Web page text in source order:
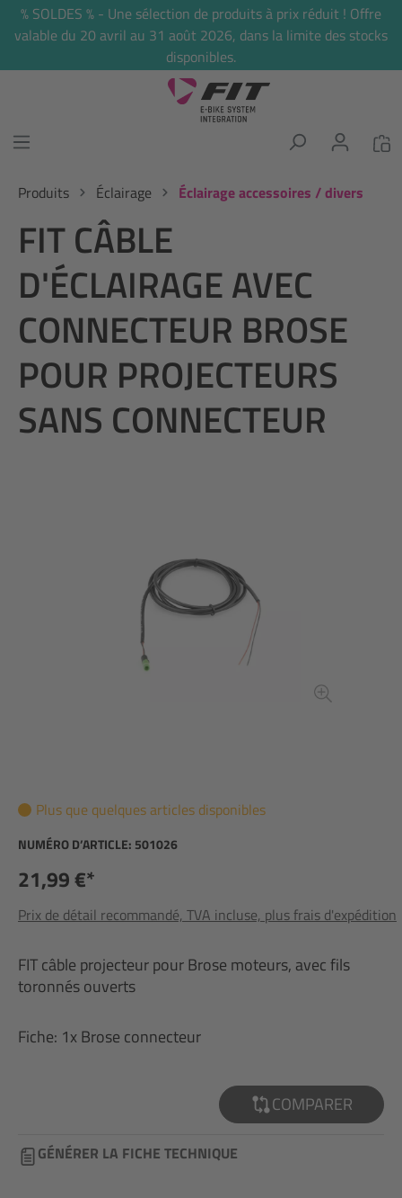
principal
% SOLDES % - Une sélection de produits à prix réduit ! Offre
valable du 20 avril au 31 août 2026, dans la limite des stocks
disponibles.
Produits Éclairage Éclairage accessoires / divers
FIT CÂBLE
D'ÉCLAIRAGE AVEC
CONNECTEUR BROSE
POUR PROJECTEURS
SANS CONNECTEUR
Plus que quelques articles disponibles
NUMÉRO D’ARTICLE: 501026
21,99 €*
Prix de détail recommandé, TVA incluse, plus frais d'expédition
FIT câble projecteur pour Brose moteurs, avec fils
toronnés ouverts
Fiche: 1x Brose connecteur
COMPARER
GÉNÉRER LA FICHE TECHNIQUE